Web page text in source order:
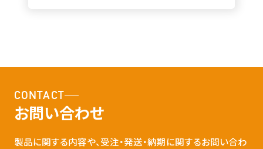
CONTACT
お問い合わせ
製品に関する内容や、受注・発送・納期に関するお問い合わ